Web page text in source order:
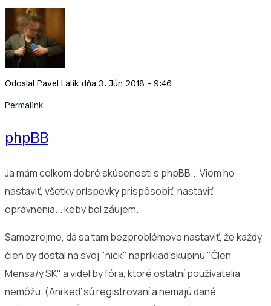
OdoslalPavel Lalik dňa 3. Jún 2018 - 9:46
Permalink
phpBB
Ja mám celkom dobré skúsenosti s phpBB... Viem ho
nastaviť, všetky príspevky prispôsobiť, nastaviť
oprávnenia... keby bol záujem.
Samozrejme, dá sa tam bezproblémovo nastaviť, že každý
člen by dostal na svoj "nick" napríklad skupinu "Člen
Mensa/y SK" a videl by fóra, ktoré ostatní používatelia
nemôžu. (Ani keď sú registrovaní a nemajú dané